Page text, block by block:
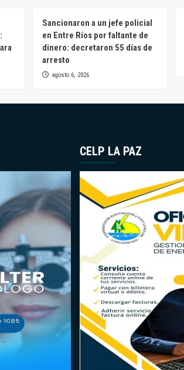
Sancionaron a un jefe policial
en Entre Ríos por faltante de
dinero: decretaron 55 días de
arresto
agosto 6, 2026
CELP LA PAZ